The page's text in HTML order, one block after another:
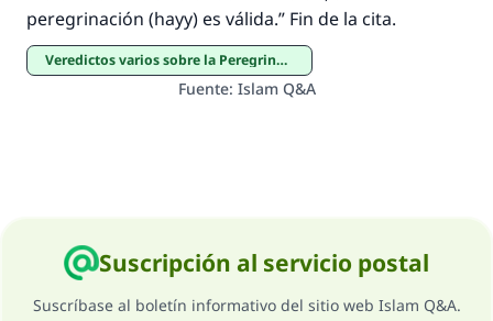
peregrinación (hayy) es válida.” Fin de la cita.
Veredictos varios sobre la Peregrinación
Fuente: Islam Q&A
Suscripción al servicio postal
Suscríbase al boletín informativo del sitio web Islam Q&A.
bien obtendrá la misma recompensa que
aquellos que lo realicen."
(MUSLIM, 1893)